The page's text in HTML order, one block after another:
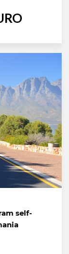
self-